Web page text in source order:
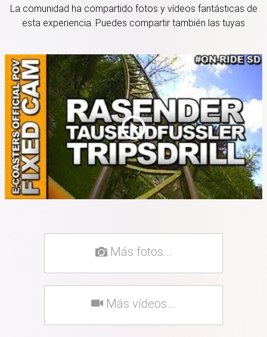
La comunidad ha compartido fotos y vídeos fantásticas de
esta experiencia. Puedes compartir también las tuyas
Más fotos...
Más vídeos...